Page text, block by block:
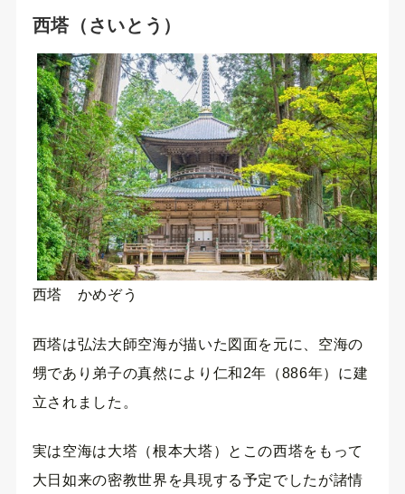
西塔（さいとう）
西塔 かめぞう
西塔は弘法大師空海が描いた図面を元に、空海の
甥であり弟子の真然により仁和2年（886年）に建
立されました。
実は空海は大塔（根本大塔）とこの西塔をもって
大日如来の密教世界を具現する予定でしたが諸情